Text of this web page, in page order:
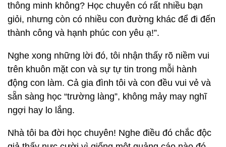
thông minh không? Học chuyên có rất nhiều bạn
giỏi, nhưng còn có nhiều con đường khác để đi đến
thành công và hạnh phúc con yêu ạ!”.
Nghe xong những lời đó, tôi nhận thấy rõ niềm vui
trên khuôn mặt con và sự tự tin trong mỗi hành
động con làm. Cả gia đình tôi và con đều vui vẻ và
sẵn sàng học “trường làng”, không mảy may nghĩ
ngợi hay lo lắng.
Nhà tôi ba đời học chuyên! Nghe điều đó chắc độc